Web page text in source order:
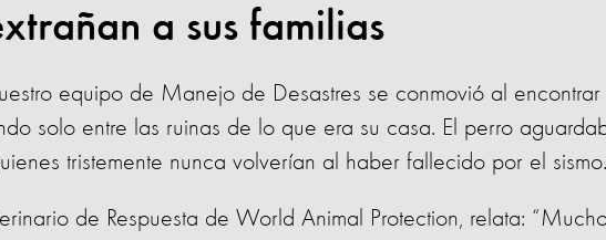
a sus familias
equipo de Manejo de Desastres se conmovió al
solo entre las ruinas de lo que era su casa. El perro
tristemente nunca volverían al haber fallecido por el sismo.
de Respuesta de World Animal Protection, relata: